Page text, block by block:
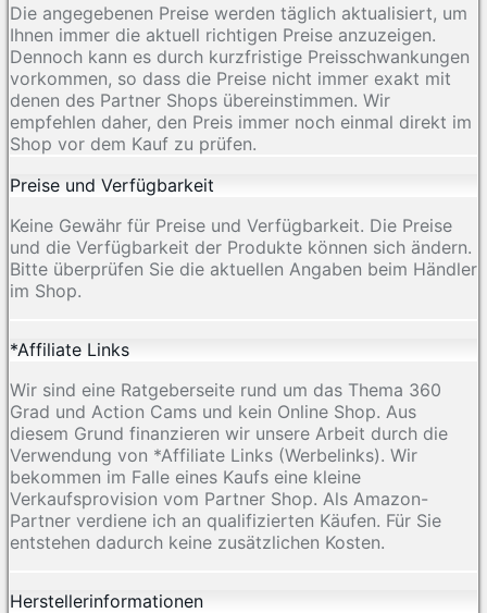
Die angegebenen Preise werden täglich aktualisiert, um
Ihnen immer die aktuell richtigen Preise anzuzeigen.
Dennoch kann es durch kurzfristige Preisschwankungen
vorkommen, so dass die Preise nicht immer exakt mit
denen des Partner Shops übereinstimmen. Wir
empfehlen daher, den Preis immer noch einmal direkt im
Shop vor dem Kauf zu prüfen.
Preise und Verfügbarkeit
Keine Gewähr für Preise und Verfügbarkeit. Die Preise
und die Verfügbarkeit der Produkte können sich ändern.
Bitte überprüfen Sie die aktuellen Angaben beim Händler
im Shop.
*Affiliate Links
Wir sind eine Ratgeberseite rund um das Thema 360
Grad und Action Cams und kein Online Shop. Aus
diesem Grund finanzieren wir unsere Arbeit durch die
Verwendung von *Affiliate Links (Werbelinks). Wir
bekommen im Falle eines Kaufs eine kleine
Verkaufsprovision vom Partner Shop. Als Amazon-
Partner verdiene ich an qualifizierten Käufen. Für Sie
entstehen dadurch keine zusätzlichen Kosten.
Herstellerinformationen